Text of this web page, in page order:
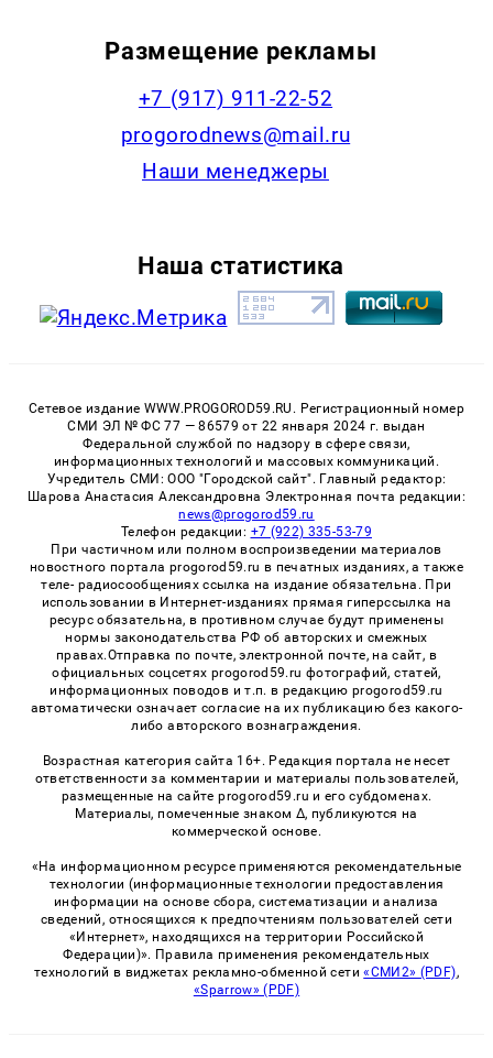
Размещение рекламы
+7 (917) 911-22-52
progorodnews@mail.ru
Наши менеджеры
Наша статистика
Сетевое издание WWW.PROGOROD59.RU. Регистрационный номер
СМИ ЭЛ № ФС 77 — 86579 от 22 января 2024 г. выдан
Федеральной службой по надзору в сфере связи,
информационных технологий и массовых коммуникаций.
Учредитель СМИ: ООО "Городской сайт". Главный редактор:
Шарова Анастасия Александровна Электронная почта редакции:
news@progorod59.ru
Телефон редакции: +7 (922) 335-53-79
При частичном или полном воспроизведении материалов
новостного портала progorod59.ru в печатных изданиях, а также
теле- радиосообщениях ссылка на издание обязательна. При
использовании в Интернет-изданиях прямая гиперссылка на
ресурс обязательна, в противном случае будут применены
нормы законодательства РФ об авторских и смежных
правах.Отправка по почте, электронной почте, на сайт, в
официальных соцсетях progorod59.ru фотографий, статей,
информационных поводов и т.п. в редакцию progorod59.ru
автоматически означает согласие на их публикацию без какого-
либо авторского вознаграждения.
Возрастная категория сайта 16+. Редакция портала не несет
ответственности за комментарии и материалы пользователей,
размещенные на сайте progorod59.ru и его субдоменах.
Материалы, помеченные знаком Δ, публикуются на
коммерческой основе.
«На информационном ресурсе применяются рекомендательные
технологии (информационные технологии предоставления
информации на основе сбора, систематизации и анализа
сведений, относящихся к предпочтениям пользователей сети
«Интернет», находящихся на территории Российской
Федерации)». Правила применения рекомендательных
технологий в виджетах рекламно-обменной сети«СМИ2» (PDF),
«Sparrow» (PDF)